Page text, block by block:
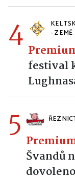
4
-
festival
5
Švandů